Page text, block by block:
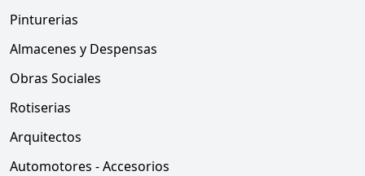
Pinturerias
Almacenes y Despensas
Obras Sociales
Rotiserias
Arquitectos
Automotores - Accesorios